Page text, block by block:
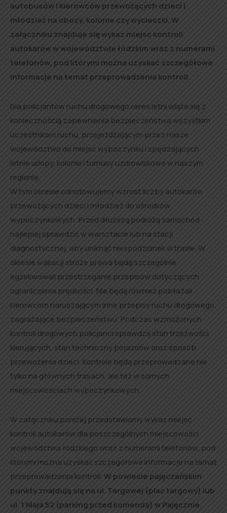
autobusów i kierowców przewożących dzieci i
młodzież na obozy, kolonie czy wycieczki. W
załączniku znajduje się wykaz miejsc kontroli
autokarów w województwie łódzkim wraz z numerami
telefonów, pod którymi można uzyskać szczegółowe
informacje na temat przeprowadzenia kontroli.
Dla policjantów ruchu drogowego okres letni wiąże się z
koniecznością zapewnienia bezpieczeństwa wszystkim
uczestnikom ruchu, przejeżdżającym przez nasze
województwo do miejsc wypoczynku i spędzających
letnie urlopy, kolonie i turnusy uzdrowiskowe w naszym
regionie.
W tym okresie odnotowujemy wzrost liczby autokarów
przewożących dzieci i młodzież do ośrodków
wypoczynkowych. Przed dłuższą podróżą samochód
najlepiej sprawdzić w warsztacie lub na stacji
diagnostycznej, aby uniknąć niespodzianek w trasie. W
okresie wakacji stróże prawa będą szczególnie
egzekwowali przestrzeganie przepisów dotyczących
ograniczenia prędkości. Nie będą również pobłażali
kierowcom naruszającym inne przepisy ruchu drogowego,
zagrażające bezpieczeństwu. Podczas wzmożonych
kontroli drogowych policjanci sprawdzą stan trzeźwości
kierujących, stan techniczny pojazdów oraz sposób
przewożenia dzieci. Kontrole będą przeprowadzane nie
tylko na głównych trasach, ale też w samych
miejscowościach wypoczynkowych.
W załączniku poniżej przedstawiamy wykaz miejsc
kontroli autokarów dla poszczególnych miejscowości
województwa łódzkiego wraz z numerami telefonów, pod
którymi można uzyskać szczegółowe informacje na temat
przeprowadzenia kontroli.W powiecie pajęczańskim
punkty znajdują się na ul. Targowej (plac targowy) lub
ul. 1 Maja 52 (parking przed komendą) w Pajęcznie.